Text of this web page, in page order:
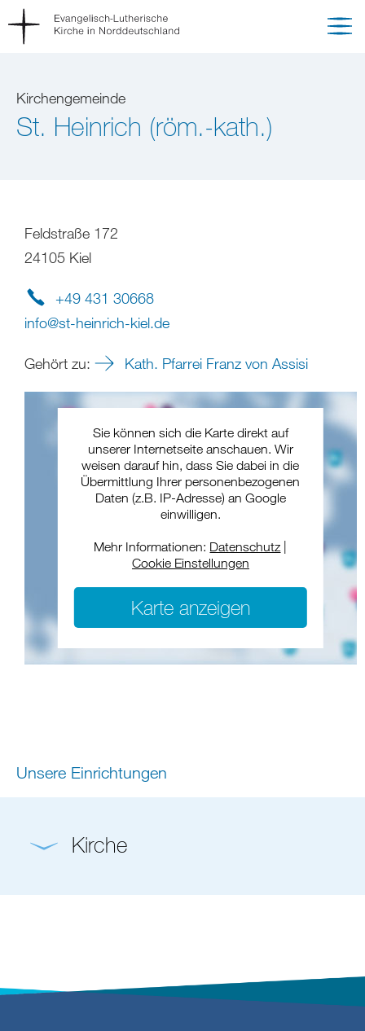
Kirchengemeinde
St. Heinrich (röm.-kath.)
Feldstraße 172
24105 Kiel
+49 431 30668
info@st-heinrich-kiel.de
Gehört zu: Kath. Pfarrei Franz von Assisi
Sie können sich die Karte direkt auf
unserer Internetseite anschauen. Wir
weisen darauf hin, dass Sie dabei in die
Übermittlung Ihrer personenbezogenen
Daten (z.B. IP-Adresse) an Google
einwilligen.
Mehr Informationen: Datenschutz
Cookie Einstellungen
Karte anzeigen
Unsere Einrichtungen
Kirche